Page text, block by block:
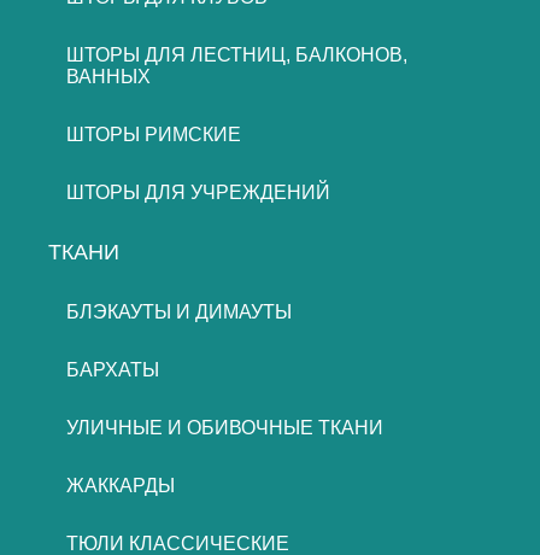
ШТОРЫ ДЛЯ ЛЕСТНИЦ, БАЛКОНОВ,
ВАННЫХ
ШТОРЫ РИМСКИЕ
ШТОРЫ ДЛЯ УЧРЕЖДЕНИЙ
ТКАНИ
БЛЭКАУТЫ И ДИМАУТЫ
БАРХАТЫ
УЛИЧНЫЕ И ОБИВОЧНЫЕ ТКАНИ
ЖАККАРДЫ
ТЮЛИ КЛАССИЧЕСКИЕ